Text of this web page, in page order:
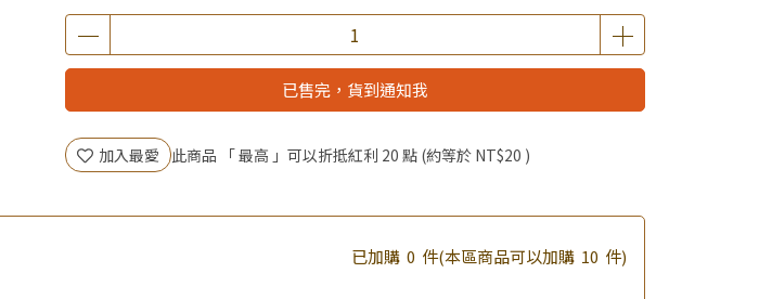
▶消費滿999｜享超值價$299加購BIO UP面膜
▶全館不限消費金額｜享超值價$19起 加購自然主義嚐鮮試吃組！
▶王國加購活動 訂單享超值優惠價加購好物
▶全館品項超殺加購活動開跑啦！
已售完，貨到通知我
加入最愛 此商品 「 最高 」可以折抵紅利 20 點 (約等於 NT$20 )
已加購 0 件(本區商品可以加購 10 件)